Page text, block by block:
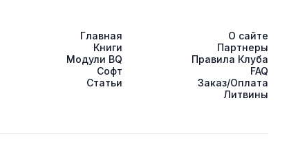
Главная
Книги
Модули BQ
Софт
Статьи
О сайте
Партнеры
Правила Клуба
FAQ
Заказ/Оплата
Литвины